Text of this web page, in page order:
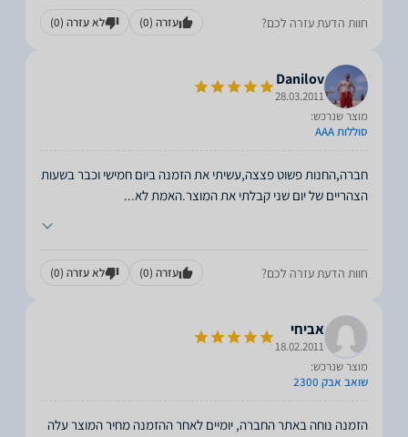
חוות הדעת עזרה לכם? עזרה (0) לא עזרה (0)
Danilov
28.03.2011
מוצר שנרכש:
סוללות AAA
חברה,החנות פשוט פצצה,עשיתי את הזמנה ביום חמישי וכבר בשעות
הצהריים של יום שני קבלתי את המוצר.האמת לא...
חוות הדעת עזרה לכם? עזרה (0) לא עזרה (0)
אביחי
18.02.2011
מוצר שנרכש:
שואב אבק 2300
הזמנה נוחה באתר החברה, יומיים לאחר ההזמנה מחיר המוצר עלה